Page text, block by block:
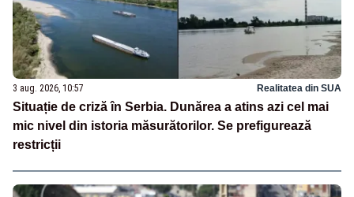
3 aug. 2026, 10:57 Realitatea din SUA
Situație de criză în Serbia. Dunărea a atins azi cel mai
mic nivel din istoria măsurătorilor. Se prefigurează
restricții